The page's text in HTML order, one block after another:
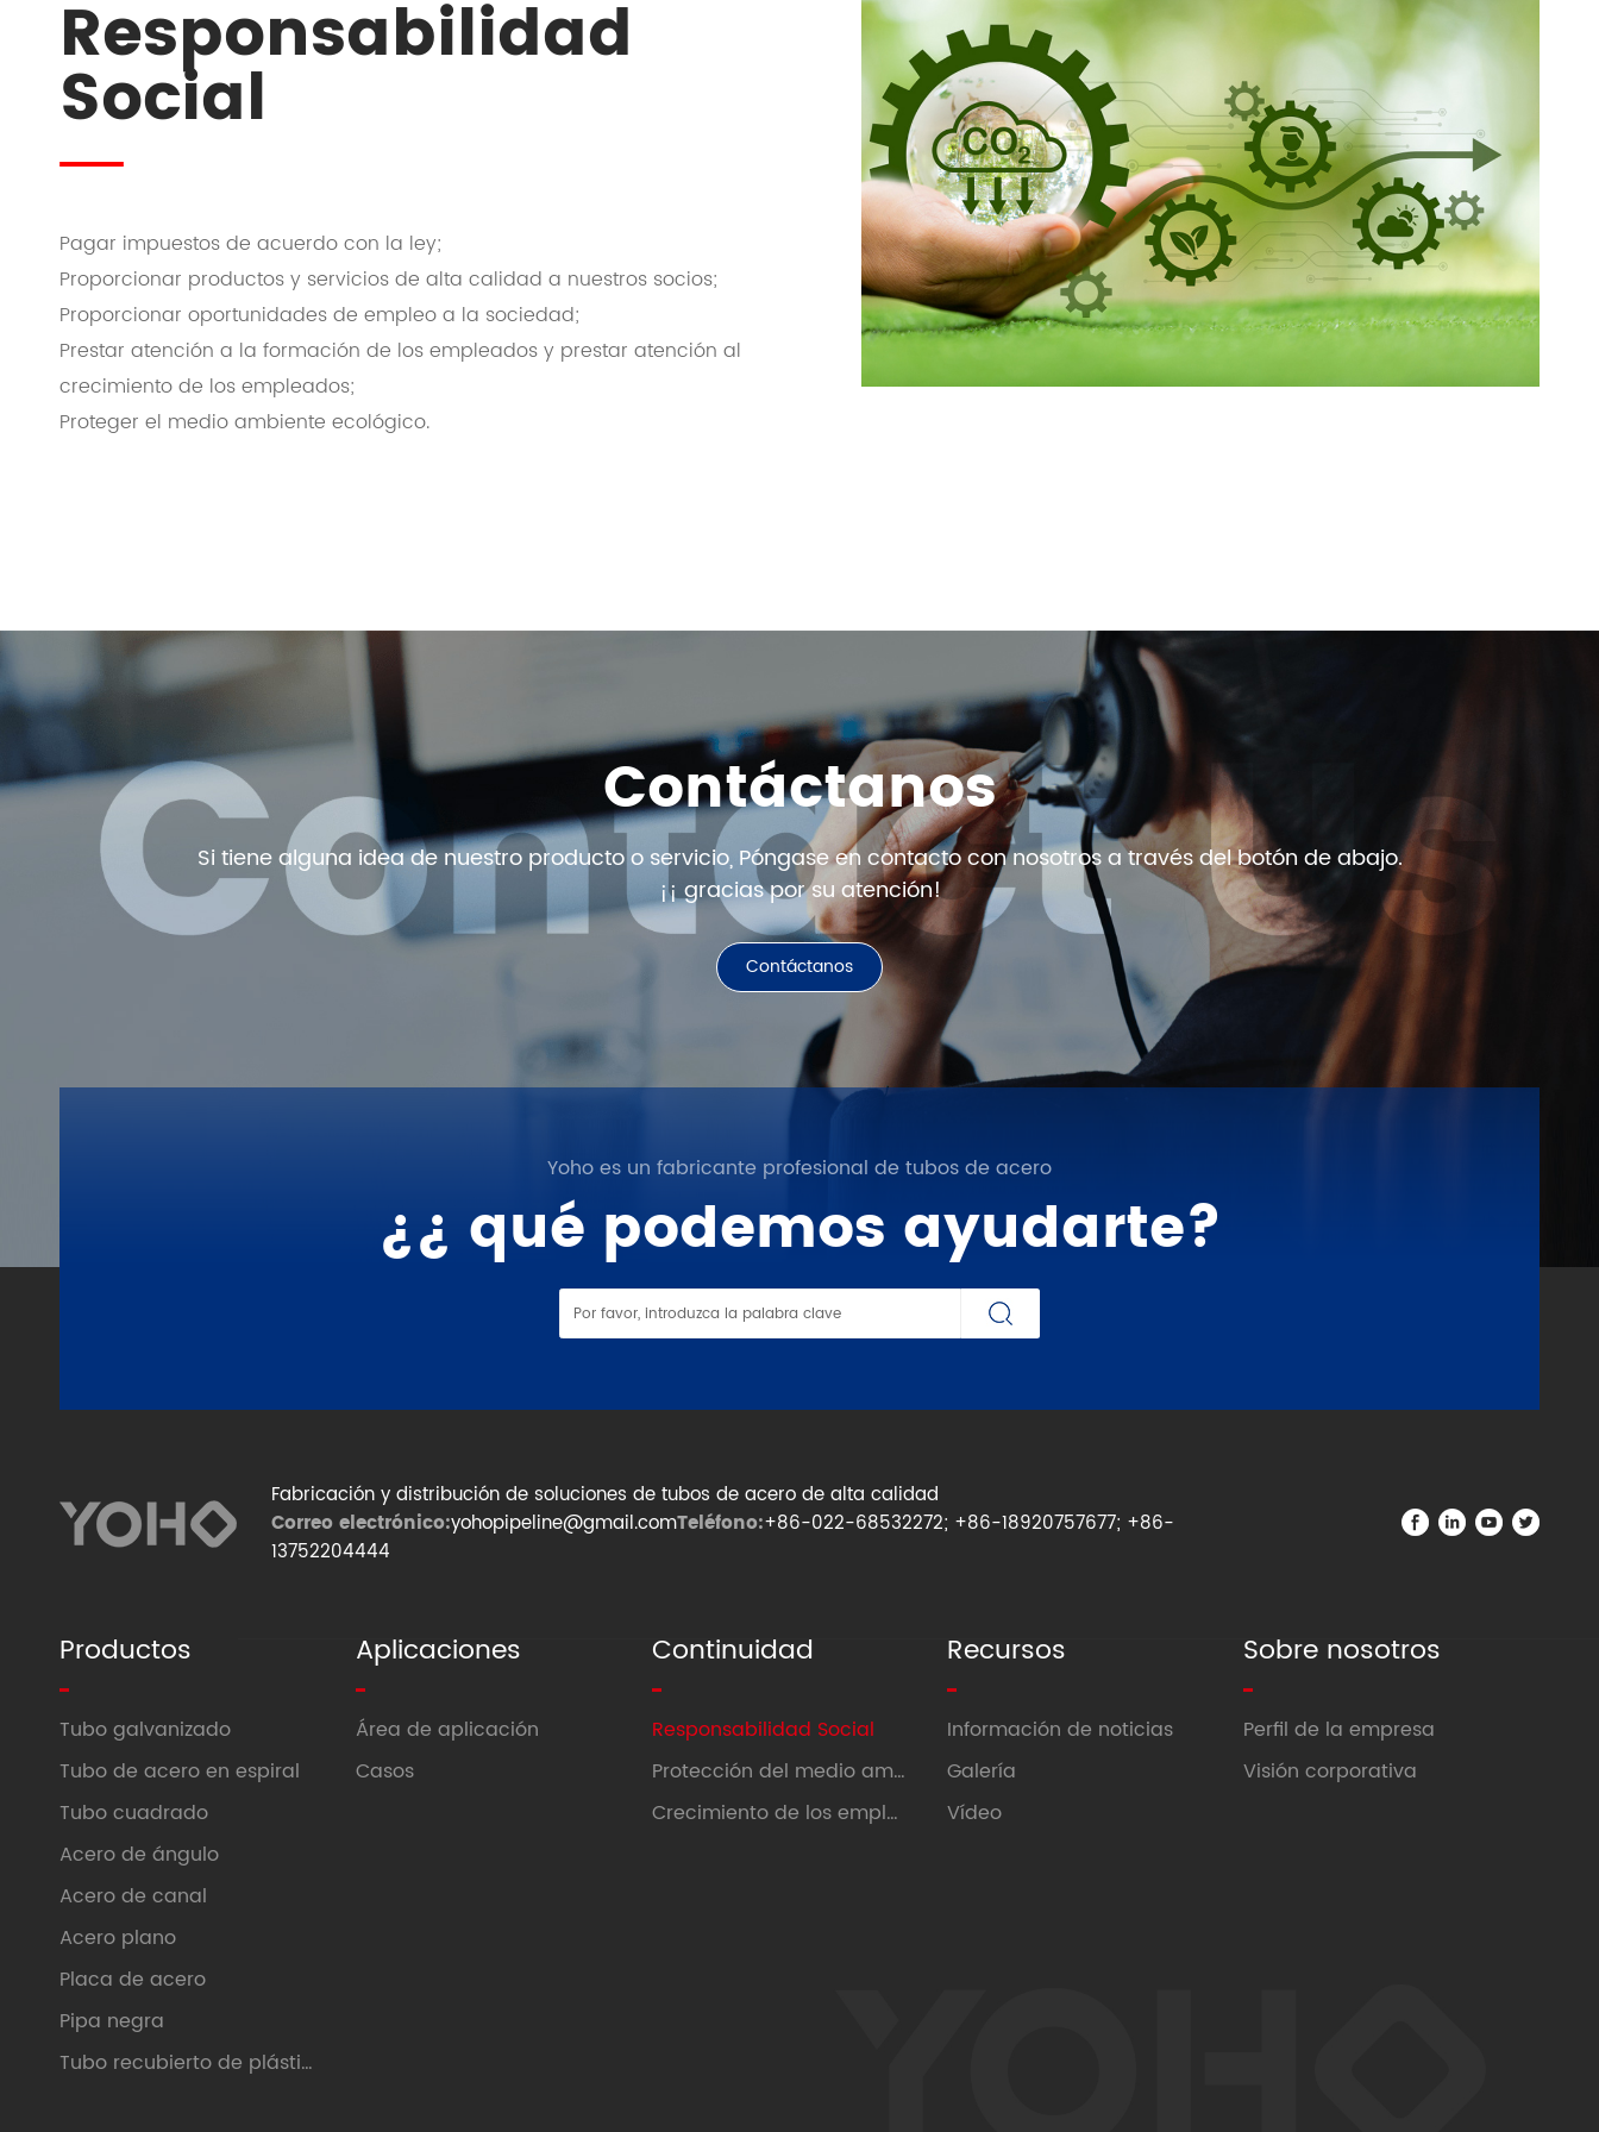
Responsabilidad
Social
Pagar impuestos de acuerdo con la ley;
Proporcionar productos y servicios de alta calidad a nuestros socios;
Proporcionar oportunidades de empleo a la sociedad;
Prestar atención a la formación de los empleados y prestar atención al
crecimiento de los empleados;
Proteger el medio ambiente ecológico.
Contáctanos
Si tiene alguna idea de nuestro producto o servicio, Póngase en contacto con nosotros a través del botón de abajo.
¡¡ gracias por su atención!
Contáctanos
Yoho es un fabricante profesional de tubos de acero
¿¿ qué podemos ayudarte?
Fabricación y distribución de soluciones de tubos de acero de alta calidad
Correo electrónico:yohopipeline@gmail.comTeléfono:+86-022-68532272; +86-18920757677; +86-
13752204444
Productos
Tubo galvanizado
Tubo de acero en espiral
Tubo cuadrado
Acero de ángulo
Acero de canal
Acero plano
Placa de acero
Pipa negra
Tubo recubierto de plástico
Aplicaciones
Área de aplicación
Casos
Continuidad
Responsabilidad Social
Protección del medio ambiente
Crecimiento de los empleados
Recursos
Información de noticias
Galería
Vídeo
Sobre nosotros
Perfil de la empresa
Visión corporativa